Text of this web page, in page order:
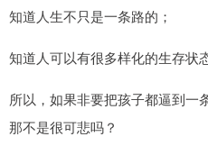
知道人生不只是一条路的；
知道人可以有很多样化的生存状态
所以，如果非要把孩子都逼到一
那不是很可悲吗？